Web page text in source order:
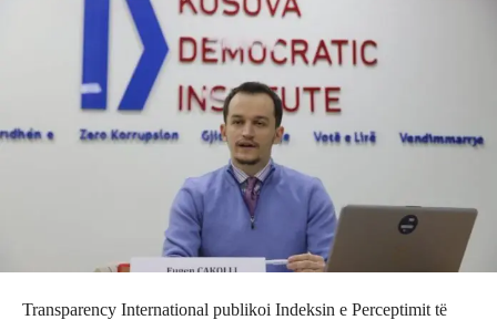
Transparency International publikoi Indeksin e Perceptimit të